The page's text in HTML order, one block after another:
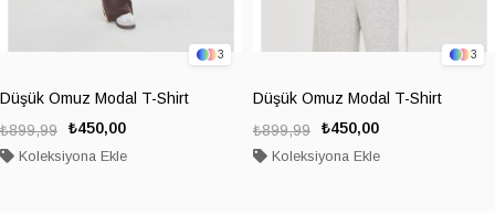
3
Düşük Omuz Modal T-Shirt
₺450,00
₺899,99
Koleksiyona Ekle
3
Düşük Omuz Modal T-Shirt
₺450,00
₺899,99
Koleksiyona Ekle